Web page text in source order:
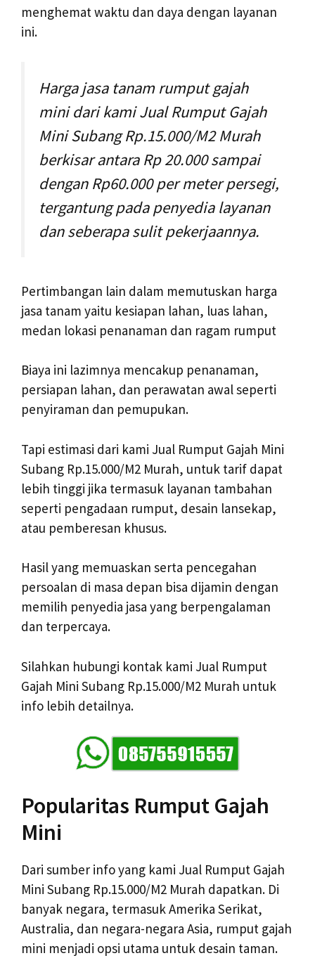
menghemat waktu dan daya dengan layanan
ini.
Harga jasa tanam rumput gajah
mini dari kami Jual Rumput Gajah
Mini Subang Rp.15.000/M2 Murah
berkisar antara Rp 20.000 sampai
dengan Rp60.000 per meter persegi,
tergantung pada penyedia layanan
dan seberapa sulit pekerjaannya.
Pertimbangan lain dalam memutuskan harga
jasa tanam yaitu kesiapan lahan, luas lahan,
medan lokasi penanaman dan ragam rumput
Biaya ini lazimnya mencakup penanaman,
persiapan lahan, dan perawatan awal seperti
penyiraman dan pemupukan.
Tapi estimasi dari kami Jual Rumput Gajah Mini
Subang Rp.15.000/M2 Murah, untuk tarif dapat
lebih tinggi jika termasuk layanan tambahan
seperti pengadaan rumput, desain lansekap,
atau pemberesan khusus.
Hasil yang memuaskan serta pencegahan
persoalan di masa depan bisa dijamin dengan
memilih penyedia jasa yang berpengalaman
dan terpercaya.
Silahkan hubungi kontak kami Jual Rumput
Gajah Mini Subang Rp.15.000/M2 Murah untuk
info lebih detailnya.
Popularitas Rumput Gajah
Mini
Dari sumber info yang kami Jual Rumput Gajah
Mini Subang Rp.15.000/M2 Murah dapatkan. Di
banyak negara, termasuk Amerika Serikat,
Australia, dan negara-negara Asia, rumput gajah
mini menjadi opsi utama untuk desain taman.